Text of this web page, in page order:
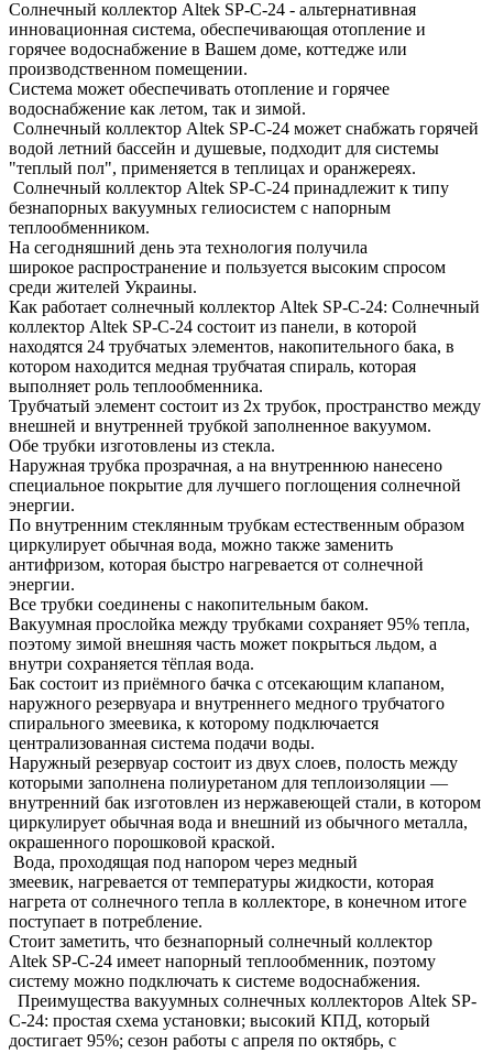
Солнечный коллектор Altek SP-C-24 - альтернативная
инновационная система, обеспечивающая отопление и
горячее водоснабжение в Вашем доме, коттедже или
производственном помещении.
Система может обеспечивать отопление и горячее
водоснабжение как летом, так и зимой.
Солнечный коллектор Altek SP-C-24 может снабжать горячей
водой летний бассейн и душевые, подходит для системы
"теплый пол", применяется в теплицах и оранжереях.
Солнечный коллектор Altek SP-C-24 принадлежит к типу
безнапорных вакуумных гелиосистем с напорным
теплообменником.
На сегодняшний день эта технология получила
широкое распространение и пользуется высоким спросом
среди жителей Украины.
Как работает солнечный коллектор Altek SP-C-24: Солнечный
коллектор Altek SP-C-24 состоит из панели, в которой
находятся 24 трубчатых элементов, накопительного бака, в
котором находится медная трубчатая спираль, которая
выполняет роль теплообменника.
Трубчатый элемент состоит из 2х трубок, пространство между
внешней и внутренней трубкой заполненное вакуумом.
Обе трубки изготовлены из стекла.
Наружная трубка прозрачная, а на внутреннюю нанесено
специальное покрытие для лучшего поглощения солнечной
энергии.
По внутренним стеклянным трубкам естественным образом
циркулирует обычная вода, можно также заменить
антифризом, которая быстро нагревается от солнечной
энергии.
Все трубки соединены с накопительным баком.
Вакуумная прослойка между трубками сохраняет 95% тепла,
поэтому зимой внешняя часть может покрыться льдом, а
внутри сохраняется тёплая вода.
Бак состоит из приёмного бачка с отсекающим клапаном,
наружного резервуара и внутреннего медного трубчатого
спирального змеевика, к которому подключается
централизованная система подачи воды.
Наружный резервуар состоит из двух слоев, полость между
которыми заполнена полиуретаном для теплоизоляции ―
внутренний бак изготовлен из нержавеющей стали, в котором
циркулирует обычная вода и внешний из обычного металла,
окрашенного порошковой краской.
Вода, проходящая под напором через медный
змеевик, нагревается от температуры жидкости, которая
нагрета от солнечного тепла в коллекторе, в конечном итоге
поступает в потребление.
Стоит заметить, что безнапорный солнечный коллектор
Altek SP-C-24 имеет напорный теплообменник, поэтому
систему можно подключать к системе водоснабжения.
Преимущества вакуумных солнечных коллекторов Altek SP-
C-24: простая схема установки; высокий КПД, который
достигает 95%; сезон работы с апреля по октябрь, с